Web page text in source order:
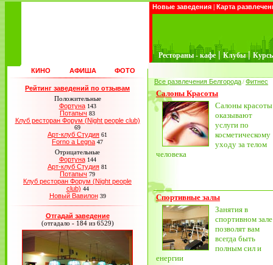
Новые заведения | Карта
Рестораны - кафе | Клубы |
КИНО АФИША ФОТО
Рейтинг заведений по отзывам
Положительные
Фортуна 143
Потапыч 83
Клуб ресторан Форум (Night people club)
69
Арт-клуб Студия 61
Forno a Legna 47
Отрицательные
Фортуна 144
Арт-клуб Студия 81
Потапыч 79
Клуб ресторан Форум (Night people
club) 44
Новый Вавилон 39
Отгадай заведение
(отгадало - 184 из 6529)
Все развлечения Белгорода / Фитнес
Салоны Красоты
Салоны красоты
оказывают
услуги по
косметическому
уходу за телом
человека
Спортивные залы
Занятия в
спортивном зале
позволят вам
всегда быть
полным сил и
енергии